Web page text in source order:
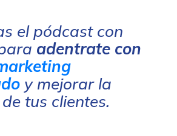
el pódcast con
adentrate con
y mejorar la
tus clientes.